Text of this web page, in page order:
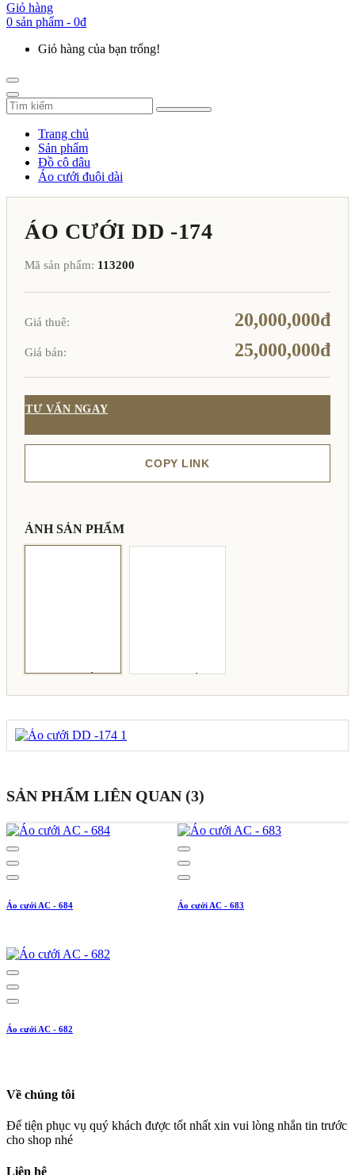
Giỏ hàng
0 sản phẩm - 0đ
Giỏ hàng của bạn trống!
Trang chủ
Sản phẩm
Đồ cô dâu
Áo cưới đuôi dài
ÁO CƯỚI DD -174
Mã sản phẩm: 113200
Giá thuê: 20,000,000đ
Giá bán: 25,000,000đ
TƯ VẤN NGAY
COPY LINK
ẢNH SẢN PHẨM
SẢN PHẨM LIÊN QUAN (3)
Áo cưới AC - 684 Áo cưới AC - 683
Áo cưới AC - 682
Về chúng tôi
Để tiện phục vụ quý khách được tốt nhất xin vui lòng nhắn tin trước
cho shop nhé
Liên hệ